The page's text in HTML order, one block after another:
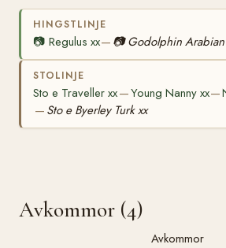
HINGSTLINJE
📷 Regulus xx— 📷 Godolphin
STOLINJE
Sto e Traveller xx—Young Nanny xx—
— Sto e Byerley Turk xx
Avkommor (4)
Avkommor